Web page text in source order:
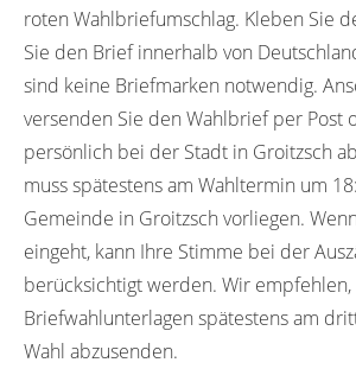
roten Wahlbriefumschlag. Kleben Sie
Sie den Brief innerhalb von
sind keine Briefmarken notwendig.
versenden Sie den Wahlbrief per Post
persönlich bei der Stadt in Groitzsch
muss spätestens am Wahltermin um
Gemeinde in Groitzsch vorliegen.
eingeht, kann Ihre Stimme bei der
berücksichtigt werden. Wir empfehlen,
Briefwahlunterlagen spätestens am
Wahl abzusenden.